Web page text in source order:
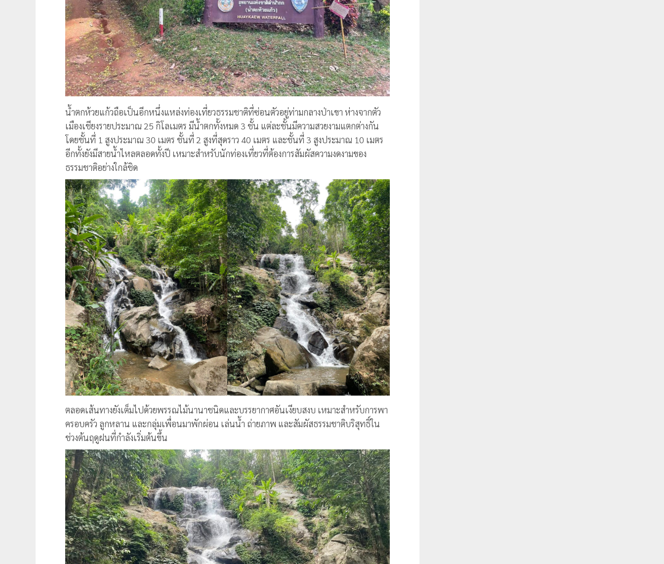
น้ำตกห้วยแก้วถือเป็นอีกหนึ่งแหล่งท่องเที่ยวธรรมชาติที่ซ่อนตัวอยู่ท่ามกลางป่าเขา ห่างจากตัว
เมืองเชียงรายประมาณ 25 กิโลเมตร มีน้ำตกทั้งหมด 3 ชั้น แต่ละชั้นมีความสวยงามแตกต่างกัน
โดยชั้นที่ 1 สูงประมาณ 30 เมตร ชั้นที่ 2 สูงที่สุดราว 40 เมตร และชั้นที่ 3 สูงประมาณ 10 เมตร
อีกทั้งยังมีสายน้ำไหลตลอดทั้งปี เหมาะสำหรับนักท่องเที่ยวที่ต้องการสัมผัสความงดงามของ
ธรรมชาติอย่างใกล้ชิด
ตลอดเส้นทางยังเต็มไปด้วยพรรณไม้นานาชนิดและบรรยากาศอันเงียบสงบ เหมาะสำหรับการพา
ครอบครัว ลูกหลาน และกลุ่มเพื่อนมาพักผ่อน เล่นน้ำ ถ่ายภาพ และสัมผัสธรรมชาติบริสุทธิ์ใน
ช่วงต้นฤดูฝนที่กำลังเริ่มต้นขึ้น